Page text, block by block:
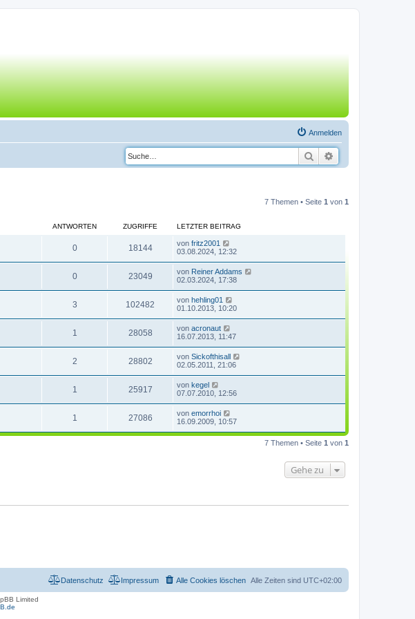
Anmelden
Suche
7 Themen • Seite 1 von 1
ANTWORTEN ZUGRIFFE LETZTER BEITRAG
0 18144 von fritz2001
03.08.2024, 12:32
0 23049 von Reiner Addams
02.03.2024, 17:38
3 102482 von hehling01
01.10.2013, 10:20
1 28058 von acronaut
16.07.2013, 11:47
2 28802 von Sickofthisall
02.05.2011, 21:06
1 25917 von kegel
07.07.2010, 12:56
1 27086 von emorrhoi
16.09.2009, 10:57
7 Themen • Seite 1 von 1
Gehe zu
Alle Zeiten sind UTC+02:00
Alle Cookies löschen
Impressum
Datenschutz
Limited